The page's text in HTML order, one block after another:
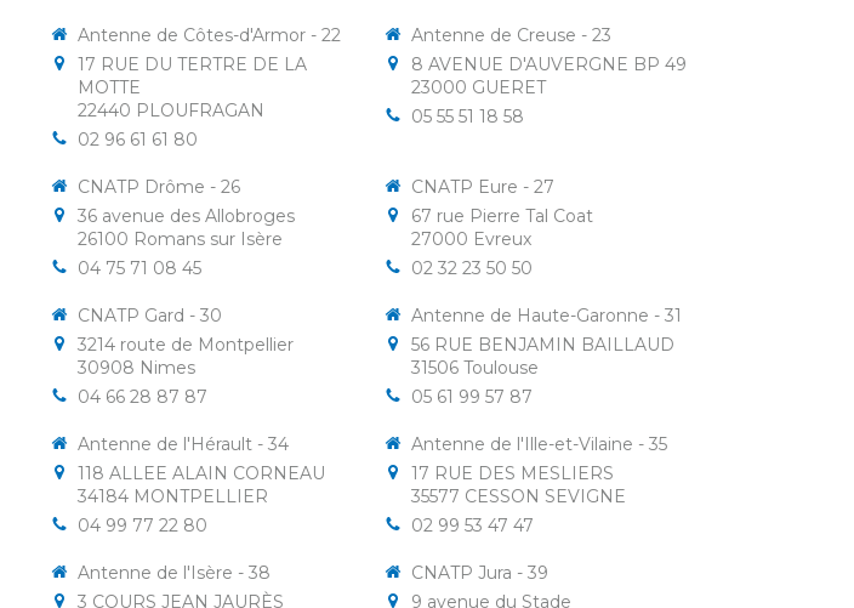
Antenne de Côtes-d'Armor - 22
17 RUE DU TERTRE DE LA
MOTTE
22440 PLOUFRAGAN
02 96 61 61 80
Antenne de Creuse - 23
8 AVENUE D'AUVERGNE BP 49
23000 GUERET
05 55 51 18 58
CNATP Drôme - 26
36 avenue des Allobroges
26100 Romans sur Isère
04 75 71 08 45
CNATP Eure - 27
67 rue Pierre Tal Coat
27000 Evreux
02 32 23 50 50
CNATP Gard - 30
3214 route de Montpellier
30908 Nimes
04 66 28 87 87
Antenne de Haute-Garonne - 31
56 RUE BENJAMIN BAILLAUD
31506 Toulouse
05 61 99 57 87
Antenne de l'Hérault - 34
118 ALLEE ALAIN CORNEAU
34184 MONTPELLIER
04 99 77 22 80
Antenne de l'Ille-et-Vilaine - 35
17 RUE DES MESLIERS
35577 CESSON SEVIGNE
02 99 53 47 47
Antenne de l'Isère - 38
3 COURS JEAN JAURÈS
CNATP Jura - 39
9 avenue du Stade